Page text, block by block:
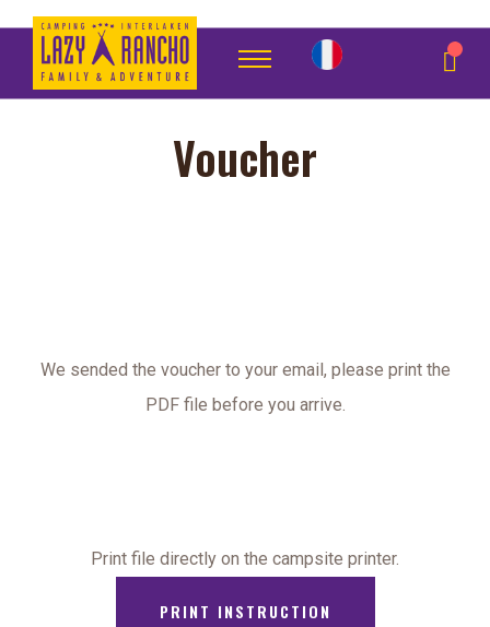
Voucher
We sended the voucher to your email, please print the
PDF file before you arrive.
Print file directly on the campsite printer.
PRINT INSTRUCTION